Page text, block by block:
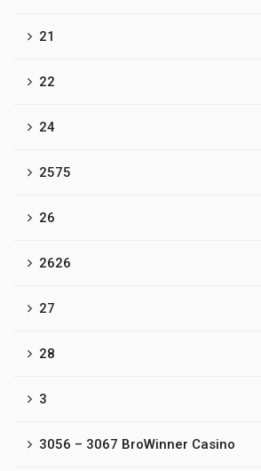
21
22
24
2575
26
2626
27
28
3
3056 – 3067 BroWinner Casino